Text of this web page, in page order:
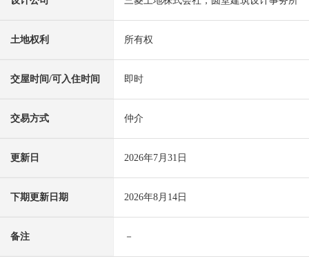
土地权利 所有权
交屋时间/可入住时间 即时
交易方式 仲介
更新日 2026年7月31日
下期更新日期 2026年8月14日
备注 －